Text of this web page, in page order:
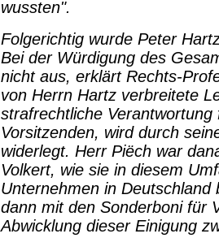
wussten".
Folgerichtig wurde Peter
Bei der Würdigung des
nicht aus, erklärt Rechts-
von Herrn Hartz verbreitete
strafrechtliche
Vorsitzenden, wird durch
widerlegt. Herr Piëch war
Volkert, wie sie in diesem
Unternehmen in
dann mit den Sonderboni für
Abwicklung dieser Einigung